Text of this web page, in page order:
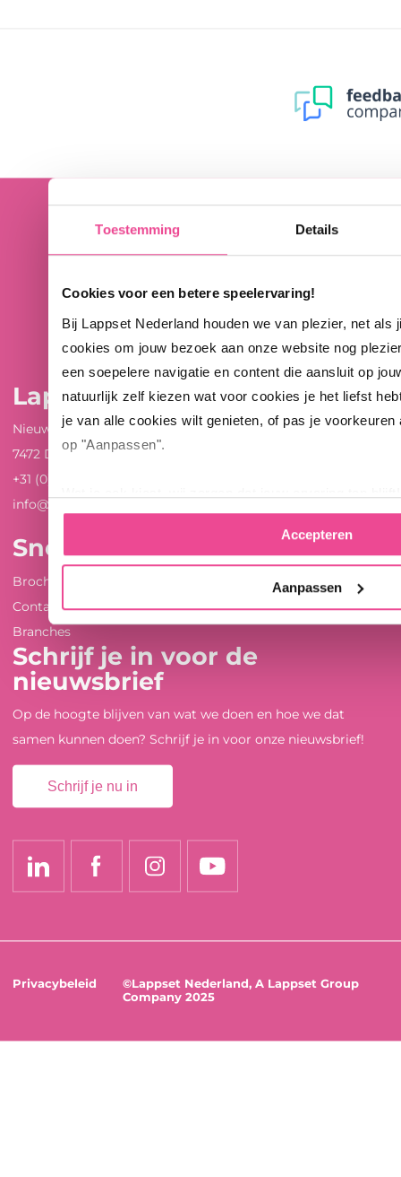
Toestemming Details
Cookies voor een betere speelervaring!
Bij Lappset Nederland houden we van plezier, net als
cookies om jouw bezoek aan onze website nog
een soepelere navigatie en content die aansluit op
natuurlijk zelf kiezen wat voor cookies je het liefst
je van alle cookies wilt genieten, of pas je voorkeuren
op "Aanpassen".
Accepteren
Aanpassen
Lappset Nederland
Nieuwenkampsmaten 12
7472 DE Goor
+31 (0)547 289 410
info@lappset.nl
Snel naar ...
Brochures en whitepapers
Contact
Branches
Schrijf je in voor de
nieuwsbrief
Op de hoogte blijven van wat we doen en hoe we dat
samen kunnen doen? Schrijf je in voor onze nieuwsbrief!
Schrijf je nu in
Privacybeleid
©Lappset Nederland, A Lappset Group
Company 2025